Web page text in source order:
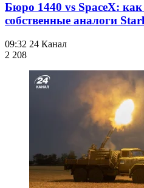
Бюро 1440 vs SpaceX: как
собственные аналоги
09:32 24 Канал
2 208